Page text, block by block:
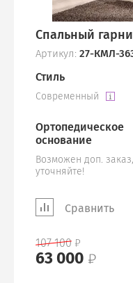
Спальный
Артикул: 27-КМЛ-
Стиль
Современный
Ортопедическое
основание
Возможен доп. заказ,
уточняйте!
Сравнить
107 100
63 000